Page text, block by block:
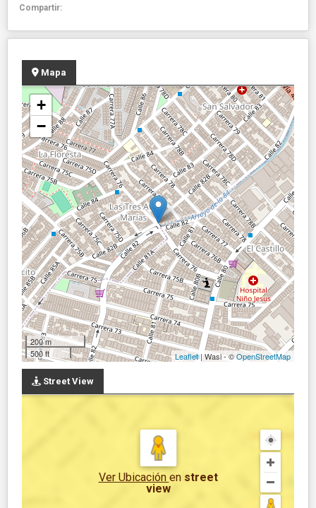
Compartir:
Mapa
+
−
200 m
500 ft
Leaflet| Wasi - ©OpenStreetMap
Street View
Ver Ubicación en street
view